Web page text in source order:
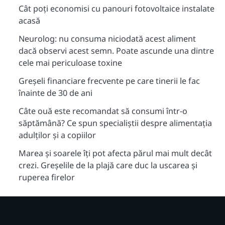
Cât poți economisi cu panouri fotovoltaice instalate
acasă
Neurolog: nu consuma niciodată acest aliment
dacă observi acest semn. Poate ascunde una dintre
cele mai periculoase toxine
Greșeli financiare frecvente pe care tinerii le fac
înainte de 30 de ani
Câte ouă este recomandat să consumi într-o
săptămână? Ce spun specialiștii despre alimentația
adulților și a copiilor
Marea și soarele îți pot afecta părul mai mult decât
crezi. Greșelile de la plajă care duc la uscarea și
ruperea firelor